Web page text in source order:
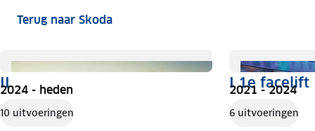
Terug naar Skoda
II
2024 - heden
10 uitvoeringen
I 1e facelift
2021 - 2024
6 uitvoeringen